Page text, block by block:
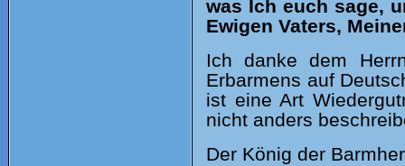
was Ich euch sage,
Ewigen Vaters,
Ich danke dem
Erbarmens auf
ist eine Art
nicht anders
Der König der